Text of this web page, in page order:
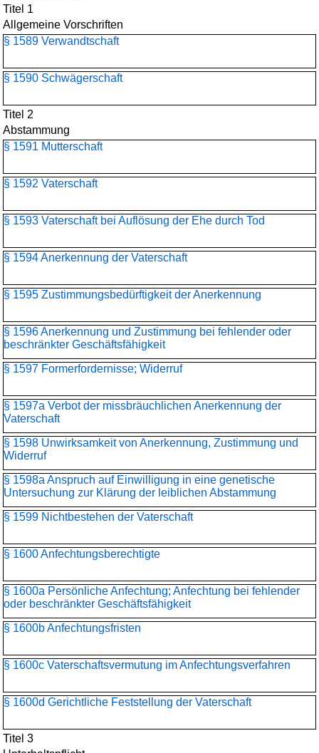
Titel 1
Allgemeine Vorschriften
§ 1589 Verwandtschaft
§ 1590 Schwägerschaft
Titel 2
Abstammung
§ 1591 Mutterschaft
§ 1592 Vaterschaft
§ 1593 Vaterschaft bei Auflösung der Ehe durch Tod
§ 1594 Anerkennung der Vaterschaft
§ 1595 Zustimmungsbedürftigkeit der Anerkennung
§ 1596 Anerkennung und Zustimmung bei fehlender oder
beschränkter Geschäftsfähigkeit
§ 1597 Formerfordernisse; Widerruf
§ 1597a Verbot der missbräuchlichen Anerkennung der
Vaterschaft
§ 1598 Unwirksamkeit von Anerkennung, Zustimmung und
Widerruf
§ 1598a Anspruch auf Einwilligung in eine genetische
Untersuchung zur Klärung der leiblichen Abstammung
§ 1599 Nichtbestehen der Vaterschaft
§ 1600 Anfechtungsberechtigte
§ 1600a Persönliche Anfechtung; Anfechtung bei fehlender
oder beschränkter Geschäftsfähigkeit
§ 1600b Anfechtungsfristen
§ 1600c Vaterschaftsvermutung im Anfechtungsverfahren
§ 1600d Gerichtliche Feststellung der Vaterschaft
Titel 3